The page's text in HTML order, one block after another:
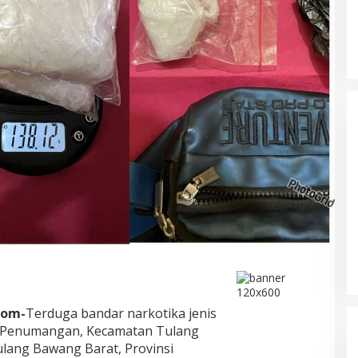
Terduga bandar narkotika jenis
Kecamatan Tulang
Bawang Barat, Provinsi
DPRD Musi Rawas Utara Gelar
Paripurna LKPJ Tahun 2025
Di Muratara, Politik 21/04/2026